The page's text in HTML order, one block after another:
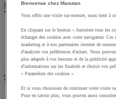
Drapeau
Drapeau officiel
Drapeau publicitaire
Manche à air
Mât
Jardin
Voir toute la catégorie
Bienvenue chez Manutan
Vous offrir une visite sur-mesure, nous tient à
En cliquant sur le bouton « Autoriser tous les
échanger des cookies avec votre navigateur.
marketing et à nos partenaires internet de
d'analyser vos préférences d'achats. Nous
plus adaptés à vos besoins et de la publicité
d'informations sur les finalités et choisir vos
« Paramètres des cookies ».
Et si vous choisissez de continuer votre visite
Pour en savoir plus, vous pouvez aussi